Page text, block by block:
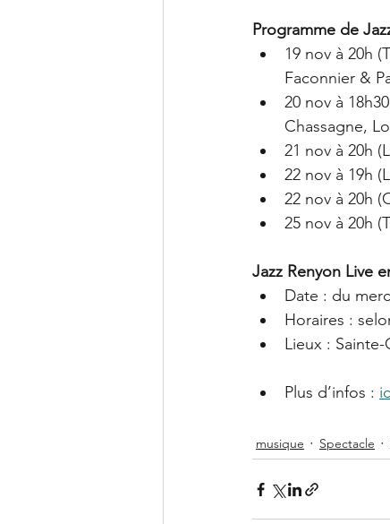
Programme de
19 nov à 20h
Faconnier &
20 nov à
Chassagne,
21 nov à 20h
22 nov à 19h
22 nov à 20h
25 nov à 20h
Jazz Renyon Live
Date : du
Horaires :
Lieux :
Plus d’infos :
musique Spectacle